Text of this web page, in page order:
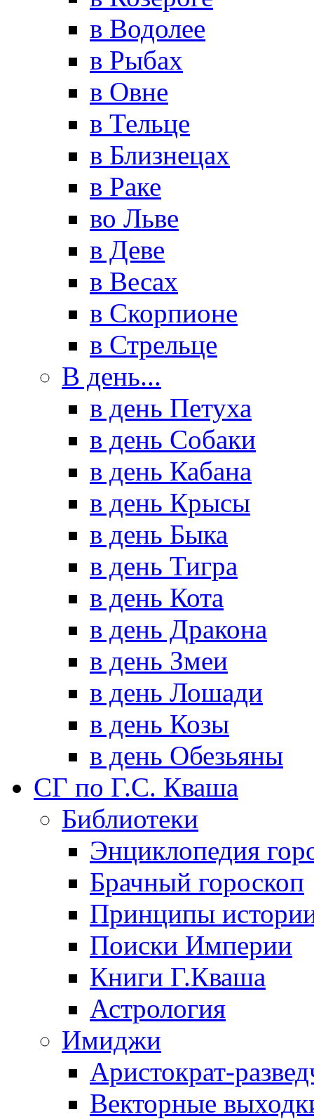
в Водолее
в Рыбах
в Овне
в Тельце
в Близнецах
в Раке
во Льве
в Деве
в Весах
в Скорпионе
в Стрельце
В день...
в день Петуха
в день Собаки
в день Кабана
в день Крысы
в день Быка
в день Тигра
в день Кота
в день Дракона
в день Змеи
в день Лошади
в день Козы
в день Обезьяны
СГ по Г.С. Кваша
Библиотеки
Энциклопедия
Брачный гороскоп
Принципы
Поиски Империи
Книги Г.Кваша
Астрология
Имиджи
Аристократ-
Векторные